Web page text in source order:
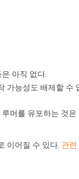
아직 없다.
가능성도 배제할 수
머를 유포하는 것은
이어질 수 있다. 관련